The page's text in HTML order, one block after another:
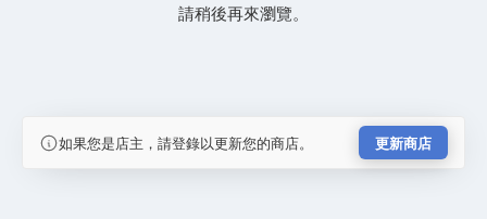
請稍後再來瀏覽。
如果您是店主，請登錄以更新您的商店。 更新商店